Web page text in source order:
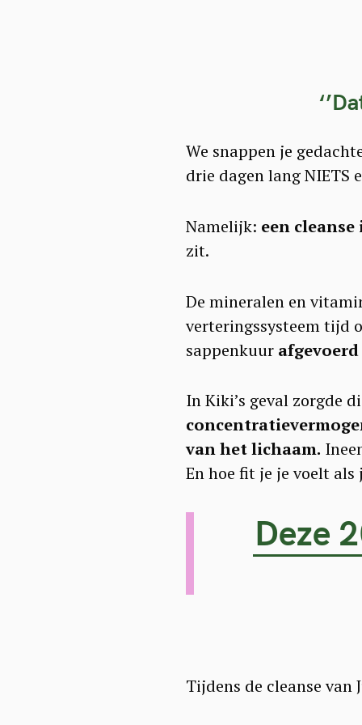
We snappen je
drie dagen lang NIETS
Namelijk: een
zit.
De mineralen en
verteringssysteem tijd
sappenkuur afgevoerd
In Kiki’s geval zorgde
van het lichaam.
En hoe fit je je voelt als
Deze
Tijdens de cleanse van